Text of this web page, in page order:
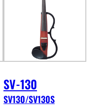
SV-130
SV130/SV130S